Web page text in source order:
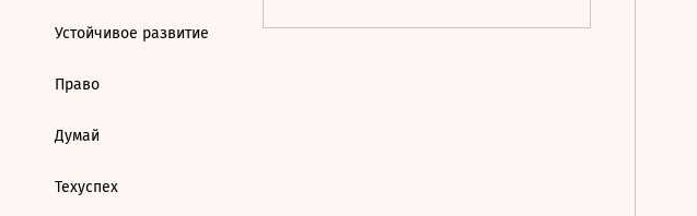
Устойчивое развитие
Право
Думай
Техуспех